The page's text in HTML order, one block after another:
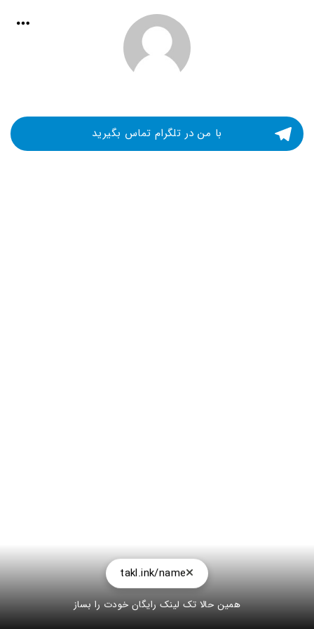
با من در تلگرام تماس بگیرید
takl.ink/name
همین حالا تک لینک رایگان خودت را بساز